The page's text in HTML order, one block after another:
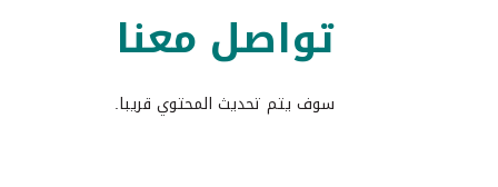
تواصل معنا
سوف يتم تحديث المحتوي قريبا.